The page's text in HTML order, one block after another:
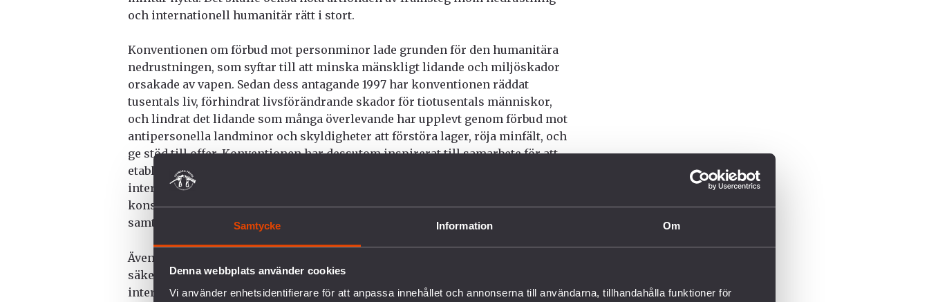
Samtycke Information Om
Denna webbplats använder cookies
Vi använder enhetsidentifierare för att anpassa innehållet och annonserna till användarna, tillhandahålla funktioner för
och internationell humanitär rätt i stort.
Konventionen om förbud mot personminor lade grunden för den humanitära
nedrustningen, som syftar till att minska mänskligt lidande och miljöskador
orsakade av vapen. Sedan dess antagande 1997 har konventionen räddat
tusentals liv, förhindrat livsförändrande skador för tiotusentals människor,
och lindrat det lidande som många överlevande har upplevt genom förbud mot
antipersonella landminor och skyldigheter att förstöra lager, röja minfält, och
ge stöd till offer. Konventionen har dessutom inspirerat till samarbete för att
etablera normer för andra typer av vapen. Stater, civilsamhället och
internationella organisationer har samarbetat för att hantera de humanitära
konsekvenserna av autonoma vapensystem, klusterbomber och kärnvapen,
samt vapenhandel och användningen av explosiva vapen i befolkade områden.
Även om de stater som överväger att lämna konventionen har legitima
säkerhetsbekymmer, är det inte rätt väg att överge en grundpelare inom
internationell rätt som skyddar civila under och efter konflikter. I en tid av